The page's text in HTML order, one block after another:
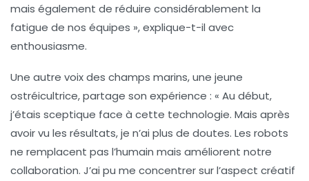
mais également de réduire considérablement la
fatigue de nos équipes », explique-t-il avec
enthousiasme.
Une autre voix des champs marins, une jeune
ostréicultrice, partage son expérience : « Au début,
j’étais sceptique face à cette technologie. Mais après
avoir vu les résultats, je n’ai plus de doutes. Les robots
ne remplacent pas l’humain mais améliorent notre
collaboration. J’ai pu me concentrer sur l’aspect créatif